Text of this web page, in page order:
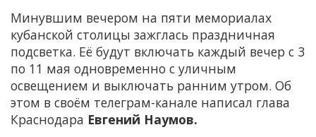
Минувшим вечером на пяти мемориалах
кубанской столицы зажглась праздничная
подсветка. Её будут включать каждый вечер с 3
по 11 мая одновременно с уличным
освещением и выключать ранним утром. Об
этом в своём телеграм-канале написал глава
Краснодара Евгений Наумов.